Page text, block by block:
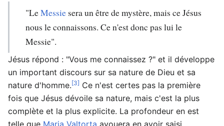
"LeMessie sera un être de mystère, mais ce Jésus
nous le connaissons. Ce n'est donc pas lui le
Messie".
Jésus répond : "Vous me connaissez ?" et il développe
un important discours sur sa nature de Dieu et sa
nature d'homme.[3] Ce n'est certes pas la première
fois que Jésus dévoile sa nature, mais c'est la plus
complète et la plus explicite. La profondeur en est
telle que Maria Valtorta avouera en avoir saisi